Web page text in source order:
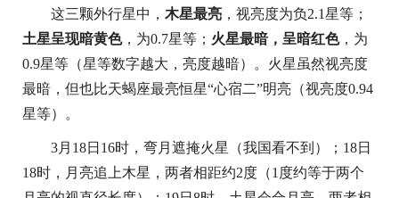
这三颗外行星中， 木星最亮 ，视亮度为负2.1星等；
土星呈现暗黄色，为0.7星等； 火星最暗，呈暗红色，为
0.9星等（星等数字越大，亮度越暗）。火星虽然视亮度
最暗，但也比天蝎座最亮恒星“心宿二”明亮（视亮度0.94
星等）。
3月18日16时，弯月遮掩火星（我国看不到）；18日
18时，月亮追上木星，两者相距约2度（1度约等于两个